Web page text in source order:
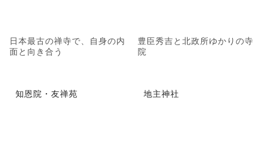
日本最古の禅寺で、自身の内
面と向き合う
豊臣秀吉と北政所ゆかりの寺
院
知恩院・友禅苑 地主神社